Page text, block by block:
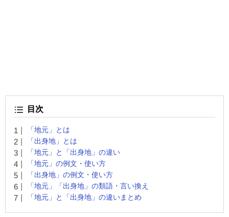
目次
「地元」とは
「出身地」とは
「地元」と「出身地」の違い
「地元」の例文・使い方
「出身地」の例文・使い方
「地元」「出身地」の類語・言い換え
「地元」と「出身地」の違いまとめ